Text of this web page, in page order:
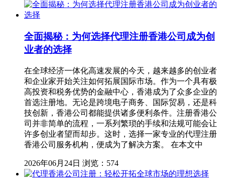
全面揭秘：为何选择代理注册香港公司成为创
业者的选择
在全球经济一体化高速发展的今天，越来越多的创业者
和企业家开始关注如何拓展国际市场。作为一个具有极
高投资和税务优势的金融中心，香港成为了众多企业的
首选注册地。无论是跨境电子商务、国际贸易，还是科
技创新，香港公司都能提供诸多便利条件。注册香港公
司并非简单的流程，一系列繁琐的手续和法规可能会让
许多创业者望而却步。这时，选择一家专业的代理注册
香港公司服务机构，便成为了解决方案。 在本文中
2026年06月24日 浏览：574